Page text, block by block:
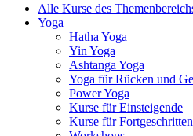
Alle Kurse des
Yoga
Hatha Yoga
Yin Yoga
Ashtanga Yoga
Yoga für Rücken und
Power Yoga
Kurse für Einsteigende
Kurse für